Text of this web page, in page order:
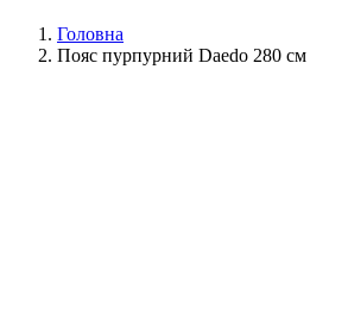
Головна
Пояс пурпурний Daedo 280 см